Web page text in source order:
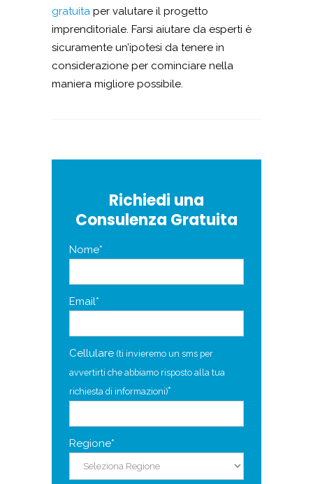
gratuita per valutare il progetto
imprenditoriale. Farsi aiutare da esperti è
sicuramente un’ipotesi da tenere in
considerazione per cominciare nella
maniera migliore possibile.
Richiedi una
Consulenza Gratuita
Nome*
Email*
Cellulare (ti invieremo un sms per
avvertirti che abbiamo risposto alla tua
richiesta di informazioni)*
Regione*